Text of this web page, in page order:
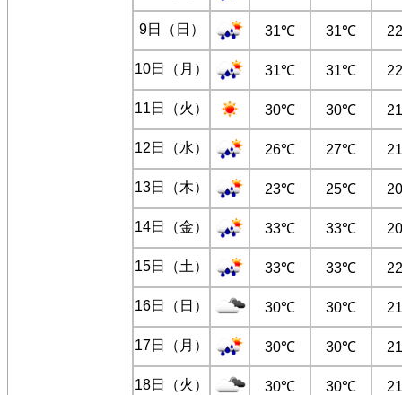
9日（日） 31℃ 31℃
10日（月） 31℃ 31℃
11日（火） 30℃ 30℃
12日（水） 26℃ 27℃
13日（木） 23℃ 25℃
14日（金） 33℃ 33℃
15日（土） 33℃ 33℃
16日（日） 30℃ 30℃
17日（月） 30℃ 30℃
18日（火） 30℃ 30℃